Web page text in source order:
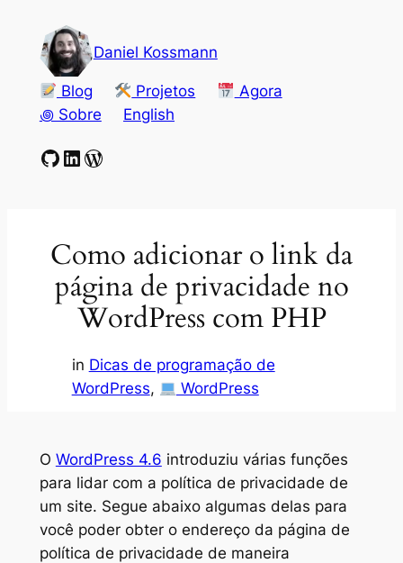
conteúdo
Daniel Kossmann
Blog Projetos
Agora
꩜ Sobre
English
GitHub
LinkedIn
WordPress
Como adicionar o link da
página de privacidade no
WordPress com PHP
in Dicas de programação de
WordPress, WordPress
O WordPress 4.6 introduziu várias funções
para lidar com a política de privacidade de
um site. Segue abaixo algumas delas para
você poder obter o endereço da página de
política de privacidade de maneira